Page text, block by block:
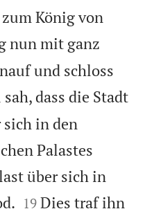
König von
nun mit ganz
und schloss
dass die Stadt
sich in den
Palastes
über sich in


19 Dies traf ihn